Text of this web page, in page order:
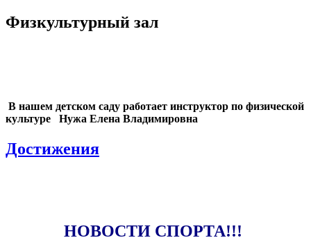
Физкультурный зал
В нашем детском саду работает инструктор по физической
культуре Нужа Елена Владимировна
Достижения
НОВОСТИ СПОРТА!!!